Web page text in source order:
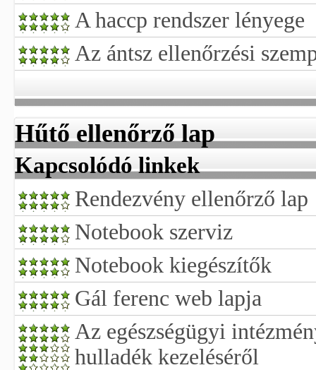
A haccp rendszer lényege
Az ántsz ellenőrzési
Hűtő ellenőrző lap
Kapcsolódó linkek
Rendezvény ellenőrző lap
Notebook szerviz
Notebook kiegészítők
Gál ferenc web lapja
Az egészségügyi
hulladék kezeléséről